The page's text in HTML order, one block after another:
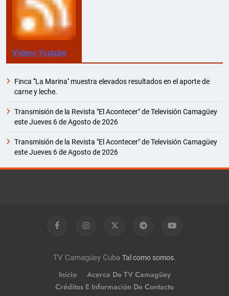
Videos Youtube
Finca '''La Marina'' muestra elevados resultados en el aporte de
carne y leche.
Transmisión de la Revista "El Acontecer" de Televisión Camagüey
este Jueves 6 de Agosto de 2026
Transmisión de la Revista "El Acontecer" de Televisión Camagüey
este Jueves 6 de Agosto de 2026
TV Camagüey Cuba Tal como somos.
Inicio
Acerca De TV Camagüey
Créditos E Información De Contacto